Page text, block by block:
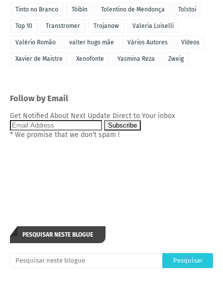
Tinto no Branco Tóibín Tolentino de Mendonça Tolstoi
Top 10 Transtromer Trojanow Valeria Luiselli
Valério Romão valter hugo mãe Vários Autores Vídeos
Xavier de Maistre Xenofonte Yasmina Reza Zweig
Follow by Email
Get Notified About Next Update Direct to Your inbox
* We promise that we don't spam !
PESQUISAR NESTE BLOGUE